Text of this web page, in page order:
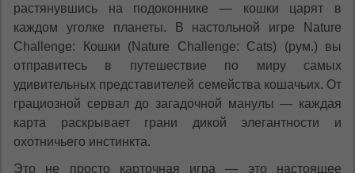
растянувшись на подоконнике — кошки царят в
каждом уголке планеты. В настольной игре Nature
Challenge: Кошки (Nature Challenge: Cats) (рум.) вы
отправитесь в путешествие по миру самых
удивительных представителей семейства кошачьих. От
грациозной сервал до загадочной манулы — каждая
карта раскрывает грани дикой элегантности и
охотничьего инстинкта.
Это не просто карточная игра — это настоящее